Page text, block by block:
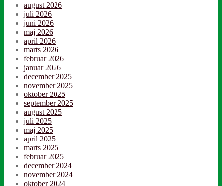
august 2026
juli 2026
juni 2026
maj 2026
april 2026
marts 2026
februar 2026
januar 2026
december 2025
november 2025
oktober 2025
september 2025
august 2025
juli 2025
maj 2025
april 2025
marts 2025
februar 2025
december 2024
november 2024
oktober 2024